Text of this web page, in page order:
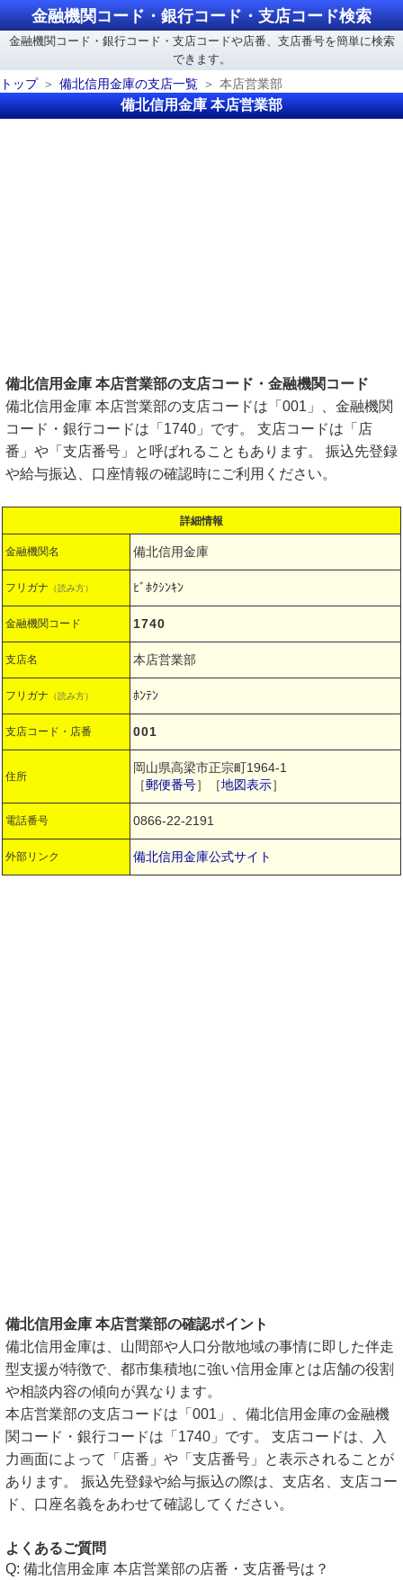
金融機関コード・銀行コード・支店コード検索
金融機関コード・銀行コード・支店コードや店番、支店番号を簡単に検索
できます。
トップ
備北信用金庫の支店一覧 本店営業部
備北信用金庫 本店営業部
備北信用金庫 本店営業部の支店コード・金融機関コード
備北信用金庫 本店営業部の支店コードは「001」、金融機関
コード・銀行コードは「1740」です。 支店コードは「店
番」や「支店番号」と呼ばれることもあります。 振込先登録
や給与振込、口座情報の確認時にご利用ください。
詳細情報
金融機関名 備北信用金庫
フリガナ （読み方） ﾋﾞﾎｸｼﾝｷﾝ
金融機関コード 1740
支店名 本店営業部
フリガナ （読み方） ﾎﾝﾃﾝ
支店コード・店番 001
住所
岡山県高梁市正宗町1964-1
［郵便番号］［地図表示］
電話番号 0866-22-2191
外部リンク 備北信用金庫公式サイト
備北信用金庫 本店営業部の確認ポイント
備北信用金庫は、山間部や人口分散地域の事情に即した伴走
型支援が特徴で、都市集積地に強い信用金庫とは店舗の役割
や相談内容の傾向が異なります。
本店営業部の支店コードは「001」、備北信用金庫の金融機
関コード・銀行コードは「1740」です。 支店コードは、入
力画面によって「店番」や「支店番号」と表示されることが
あります。 振込先登録や給与振込の際は、支店名、支店コー
ド、口座名義をあわせて確認してください。
よくあるご質問
備北信用金庫 本店営業部の店番・支店番号は？